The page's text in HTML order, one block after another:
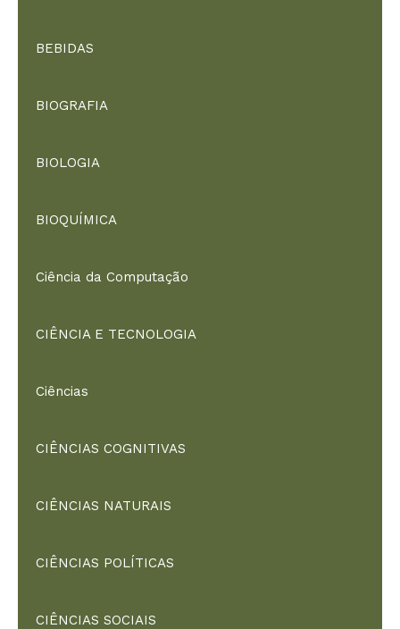
BEBIDAS
BIOGRAFIA
BIOLOGIA
BIOQUÍMICA
Ciência da Computação
CIÊNCIA E TECNOLOGIA
Ciências
CIÊNCIAS COGNITIVAS
CIÊNCIAS NATURAIS
CIÊNCIAS POLÍTICAS
CIÊNCIAS SOCIAIS